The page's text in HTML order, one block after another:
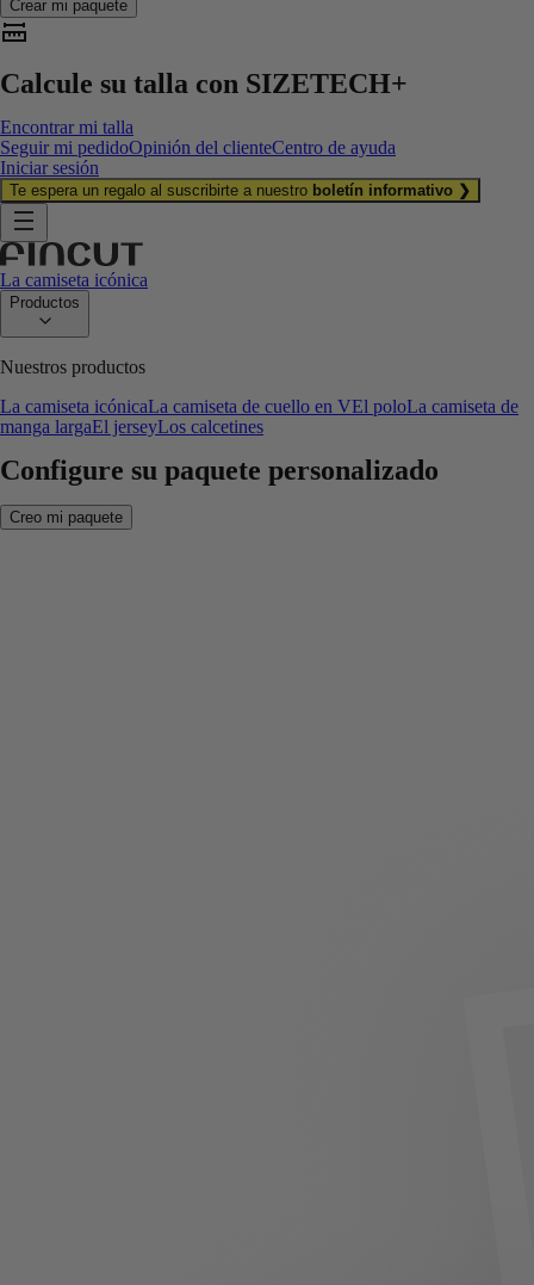
Crear mi paquete
Calcule su talla con SIZETECH+
Encontrar mi talla
Seguir mi pedidoOpinión del clienteCentro de ayuda
Iniciar sesión
Te espera un regalo al suscribirte a nuestro boletín informativo ❯
La camiseta icónica
Productos
Nuestros productos
La camiseta icónicaLa camiseta de cuello en VEl poloLa camiseta de
manga largaEl jerseyLos calcetines
Configure su paquete personalizado
Creo mi paquete